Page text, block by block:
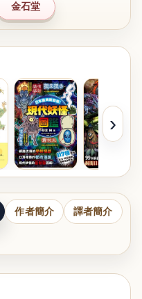
金石堂
›
作者簡介 譯者簡介